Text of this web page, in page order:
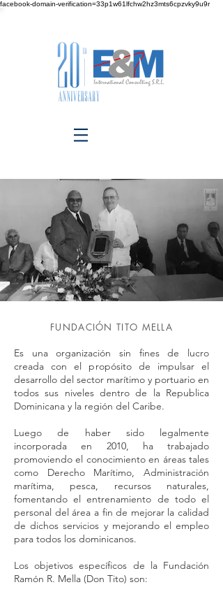
facebook-domain-verification=33p1w61lfchw2hz3mts6cpzvky9u9r
FUNDACIÓN TITO MELLA
Es una organización sin fines de lucro
creada con el propósito de impulsar el
desarrollo del sector marítimo y portuario en
todos sus niveles dentro de la Republica
Dominicana y la región del Caribe.
Luego de haber sido legalmente
incorporada en 2010, ha trabajado
promoviendo el conocimiento en áreas tales
como Derecho Marítimo, Administración
marítima, pesca, recursos naturales,
fomentando el entrenamiento de todo el
personal del área a fin de mejorar la calidad
de dichos servicios y mejorando el empleo
para todos los dominicanos.
Los objetivos específicos de la Fundación
Ramón R. Mella (Don Tito) son: